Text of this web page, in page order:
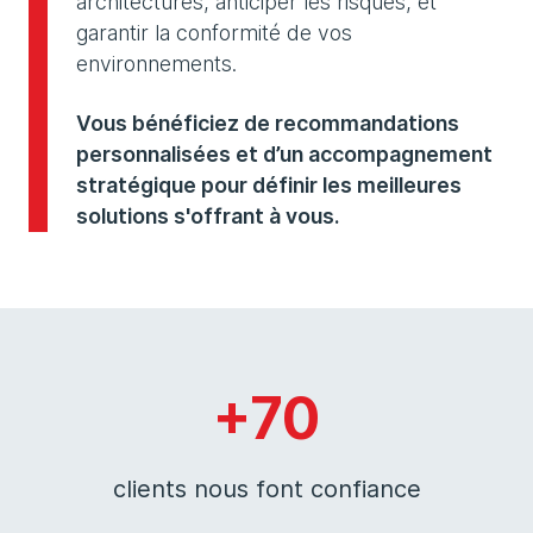
garantir la conformité de vos
environnements.
Vous bénéficiez de recommandations
personnalisées et d’un accompagnement
stratégique pour définir les meilleures
solutions s'offrant à vous.
+70
clients nous font confiance